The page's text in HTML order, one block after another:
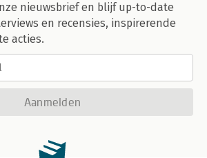
nieuwsbrief en blijf up-to-date
en recensies, inspirerende
acties.
Aanmelden